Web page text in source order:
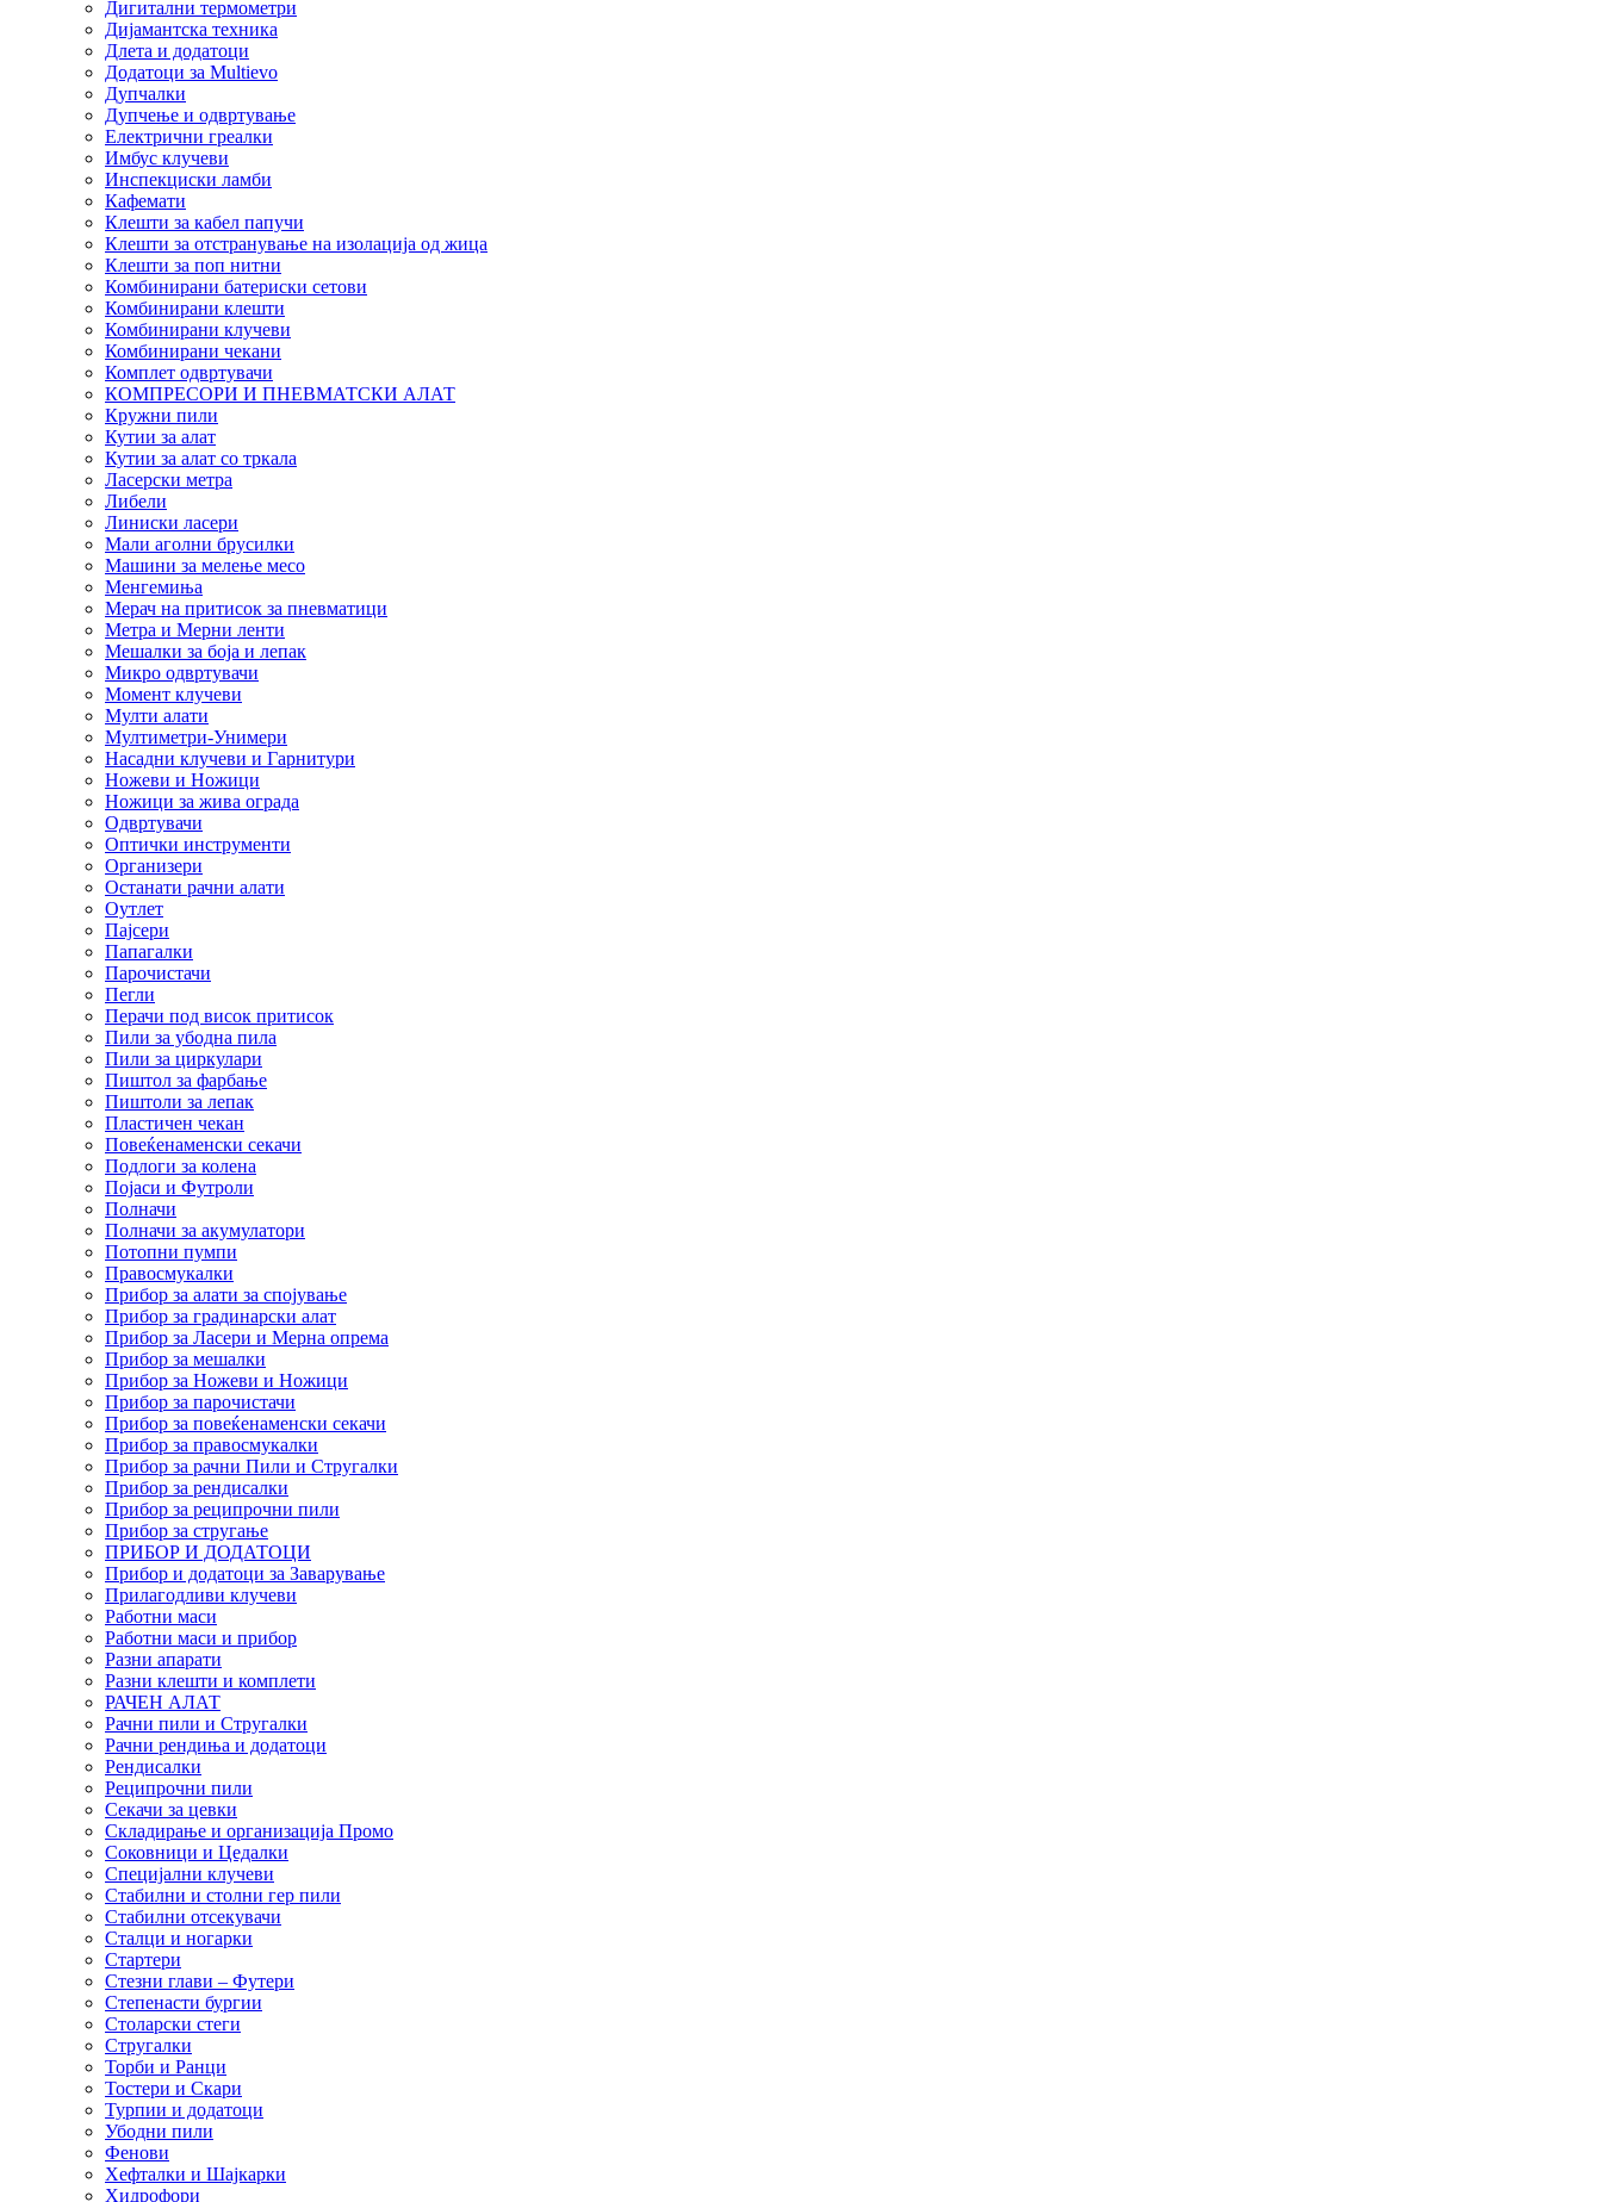
Дигитални термометри
Дијамантска техника
Длета и додатоци
Додатоци за Multievo
Дупчалки
Дупчење и одвртување
Електрични греалки
Имбус клучеви
Инспекциски ламби
Кафемати
Клешти за кабел папучи
Клешти за отстранување на изолација од жица
Клешти за поп нитни
Комбинирани батериски сетови
Комбинирани клешти
Комбинирани клучеви
Комбинирани чекани
Комплет одвртувачи
КОМПРЕСОРИ И ПНЕВМАТСКИ АЛАТ
Кружни пили
Кутии за алат
Кутии за алат со тркала
Ласерски метра
Либели
Линиски ласери
Мали аголни брусилки
Машини за мелење месо
Менгемиња
Мерач на притисок за пневматици
Метра и Мерни ленти
Мешалки за боја и лепак
Микро одвртувачи
Момент клучеви
Мулти алати
Мултиметри-Унимери
Насадни клучеви и Гарнитури
Ножеви и Ножици
Ножици за жива ограда
Одвртувачи
Оптички инструменти
Организери
Останати рачни алати
Оутлет
Пајсери
Папагалки
Парочистачи
Пегли
Перачи под висок притисок
Пили за убодна пила
Пили за циркулари
Пиштол за фарбање
Пиштоли за лепак
Пластичен чекан
Повеќенаменски секачи
Подлоги за колена
Појаси и Футроли
Полначи
Полначи за акумулатори
Потопни пумпи
Правосмукалки
Прибор за алати за спојување
Прибор за градинарски алат
Прибор за Ласери и Мерна опрема
Прибор за мешалки
Прибор за Ножеви и Ножици
Прибор за парочистачи
Прибор за повеќенаменски секачи
Прибор за правосмукалки
Прибор за рачни Пили и Стругалки
Прибор за рендисалки
Прибор за реципрочни пили
Прибор за стругање
ПРИБОР И ДОДАТОЦИ
Прибор и додатоци за Заварување
Прилагодливи клучеви
Работни маси
Работни маси и прибор
Разни апарати
Разни клешти и комплети
РАЧЕН АЛАТ
Рачни пили и Стругалки
Рачни рендиња и додатоци
Рендисалки
Реципрочни пили
Секачи за цевки
Складирање и организација Промо
Соковници и Цедалки
Специјални клучеви
Стабилни и столни гер пили
Стабилни отсекувачи
Сталци и ногарки
Стартери
Стезни глави – Футери
Степенасти бургии
Столарски стеги
Стругалки
Торби и Ранци
Тостери и Скари
Турпии и додатоци
Убодни пили
Фенови
Хефталки и Шајкарки
Хидрофори